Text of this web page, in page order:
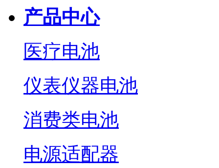
产品中心
医疗电池
仪表仪器电池
消费类电池
电源适配器